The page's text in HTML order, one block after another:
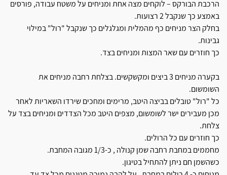
הרכבת הבורקס – לוקחים מצה אחת ומניחים על משטח עבודה, פורסים
באמצע כך שנקבל 2 רצועות.
בחלק הצר מניחים כף מהמלית ומגלגלים כך שנקבל "רול" במילוי
גבינות.
כך חוזרים עם שאר המצות ומניחים בצד.
בקערה מניחים 3 ביצים ומקשקשים. בצלחת רחבה מניחים את
השומשום.
כל "רול" טובלים בביצה היטב, מרימים ומחכים שירדו השאריות לאחר
מכן מעבירים ישר לשומשום, מצפים היטב מכל הצדדים ומניחים בצד על
צלחת.
כך חוזרים עם כל הרולים.
מחממים במחבת רחבה שמן קנולה , כ-1/3 מגובה המחבת.
כשהשמן חם ניתן להתחיל בטיגון.